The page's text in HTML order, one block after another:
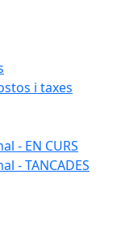
i taxes
- EN CURS
- TANCADES